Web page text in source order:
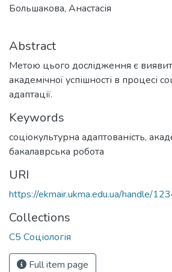
Большакова, Анастасія
Abstract
Метою цього дослідження є
академічної успішності в процесі
адаптації.
Keywords
соціокультурна адаптованість,
бакалаврська робота
URI
https://ekmair.ukma.edu.ua/handle/
Collections
С5 Соціологія
Full item page